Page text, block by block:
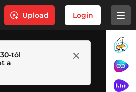
Upload Login
tól
a